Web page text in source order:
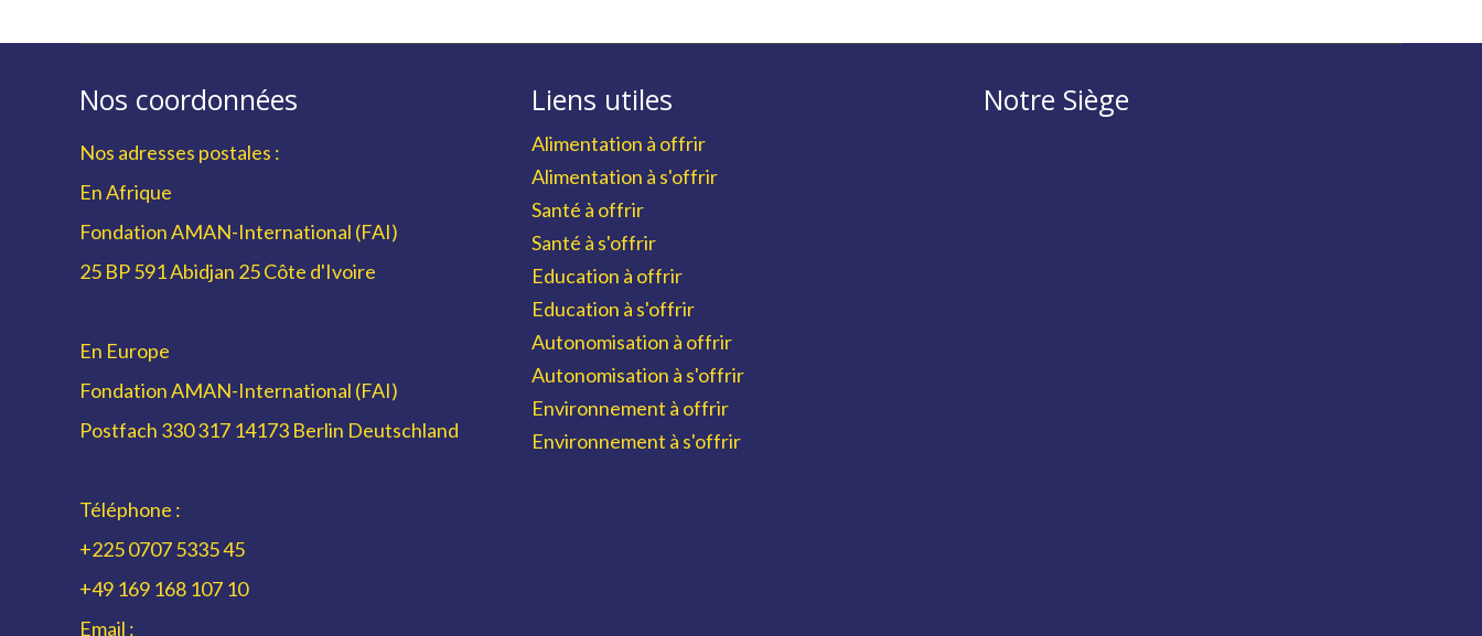
Nos coordonnées
Nos adresses postales :
En Afrique
Fondation AMAN-International (FAI)
25 BP 591 Abidjan 25 Côte d'Ivoire
En Europe
Fondation AMAN-International (FAI)
Postfach 330 317 14173 Berlin Deutschland
Téléphone :
+225 0707 5335 45
+49 169 168 107 10
Email :
Liens utiles
Alimentation à offrir
Alimentation à s'offrir
Santé à offrir
Santé à s'offrir
Education à offrir
Education à s'offrir
Autonomisation à offrir
Autonomisation à s'offrir
Environnement à offrir
Environnement à s'offrir
Notre Siège